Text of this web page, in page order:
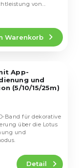
Warenkorb
von...
App-
und
(5/10/15/25m)
Detail
Band für dekorative
über die Lotus
und